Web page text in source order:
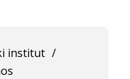
institut /